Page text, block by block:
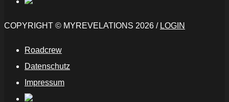
COPYRIGHT © MYREVELATIONS 2026 / LOGIN
Roadcrew
Datenschutz
Impressum